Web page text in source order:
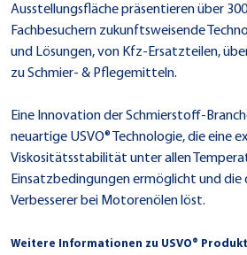
Ausstellungsfläche präsentieren über
Fachbesuchern zukunftsweisende
und Lösungen, von Kfz-Ersatzteilen,
zu Schmier- & Pflegemitteln.
Eine Innovation der Schmierstoff-
neuartige USVO® Technologie, die eine
Viskositätsstabilität unter allen
Einsatzbedingungen ermöglicht und die
Verbesserer bei Motorenölen löst.
Weitere Informationen zu USVO®